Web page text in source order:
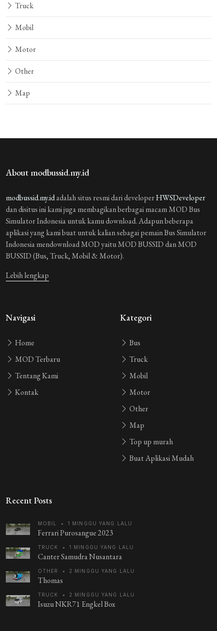
Truck
Mobil
Motor
Other
Map
About modbussid.my.id
modbussid.my.idadalah situs resmi dari developerHWSDeveloper
dan disitus ini kami juga membagikan berbagai macam MOD Bus
Simulator Indonesia untuk kamu download. Adapun beberapa
aplikasi yang kami buat untuk kalian sebagai pemain Bus Simulator
Indonesia mendownload MOD yaitu MOD BUSSID dan MOD
BUSSID (Bus, Truck, Mobil & Motor).
Lebih lengkap
Navigasi
Home
MOD Terbaru
Tentang Kami
Kontak
Kategori
Bus
Truck
Mobil
Motor
Other
Map
Top up murah
Buat Aplikasi Mudah
Recent Posts
MOBIL • 1 MINGGU YANG LALU
Ferrari Purosangue 2023
TRUCK • 1 MINGGU YANG LALU
Canter Samudra Nusantara
OTHER • 2 MINGGU YANG LALU
Thomas
TRUCK • 2 MINGGU YANG LALU
Isuzu NKR71 Engkel Box